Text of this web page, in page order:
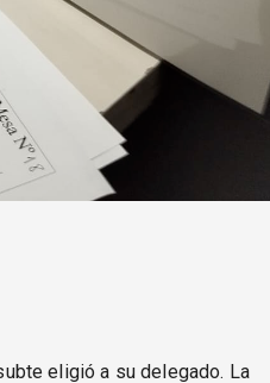
eligió a su delegado. La